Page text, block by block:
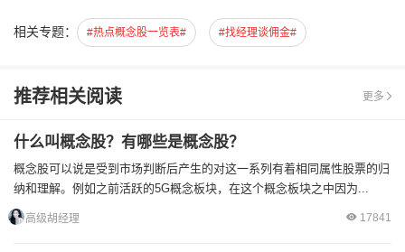
相关专题： #热点概念股一览表# #找经理谈佣金#
推荐相关阅读 更多
什么叫概念股？有哪些是概念股？
概念股可以说是受到市场判断后产生的对这一系列有着相同属性股票的归
纳和理解。例如之前活跃的5G概念板块，在这个概念板块之中因为...
高级胡经理 17841